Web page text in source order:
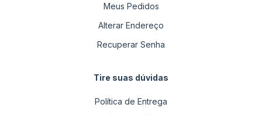
Meus Pedidos
Alterar Endereço
Recuperar Senha
Tire suas dúvidas
Política de Entrega